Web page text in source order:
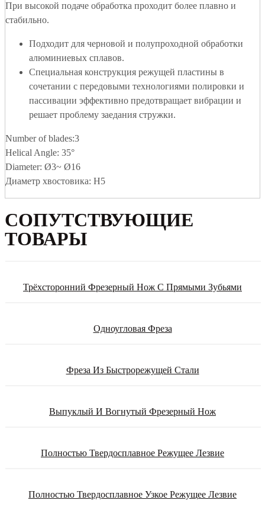
При высокой подаче обработка проходит более плавно и
стабильно.
Подходит для черновой и полупроходной обработки
алюминиевых сплавов.
Специальная конструкция режущей пластины в
сочетании с передовыми технологиями полировки и
пассивации эффективно предотвращает вибрации и
решает проблему заедания стружки.
Number of blades:3
Helical Angle: 35°
Diameter: Ø3~ Ø16
Диаметр хвостовика: H5
СОПУТСТВУЮЩИЕ
ТОВАРЫ
Трёхсторонний Фрезерный Нож С Прямыми Зубьями
Одноугловая Фреза
Фреза Из Быстрорежущей Стали
Выпуклый И Вогнутый Фрезерный Нож
Полностью Твердосплавное Режущее Лезвие
Полностью Твердосплавное Узкое Режущее Лезвие